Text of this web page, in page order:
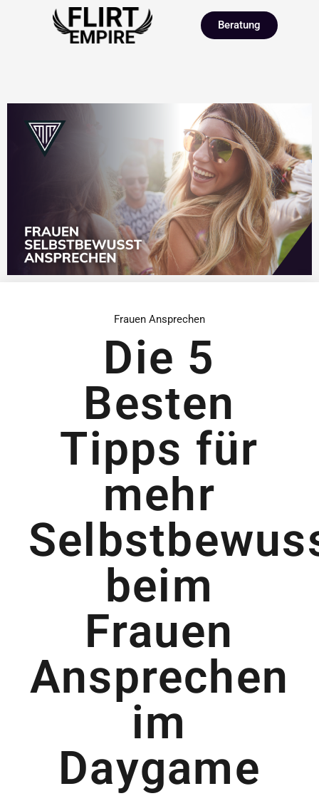
Beratung
Frauen Ansprechen
Die 5
Besten
Tipps für
mehr
beim
Frauen
Ansprechen
im
Daygame